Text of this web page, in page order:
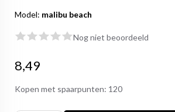
Model: malibu beach
Nog niet beoordeeld
8,49
Kopen met spaarpunten: 120